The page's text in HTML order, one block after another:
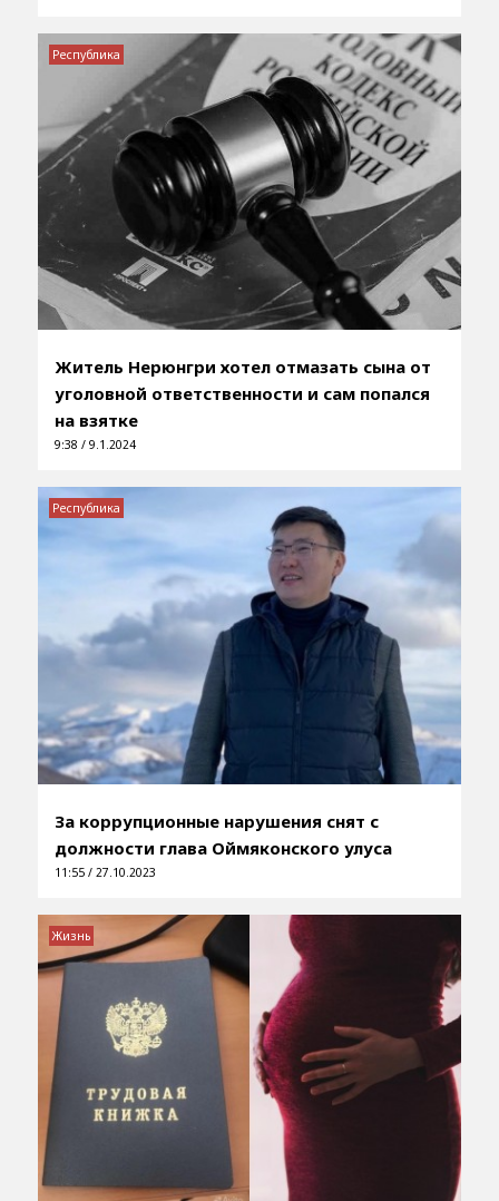
Житель Нерюнгри хотел отмазать сына от
уголовной ответственности и сам попался
на взятке
9:38 / 9.1.2024
Республика
За коррупционные нарушения снят с
должности глава Оймяконского улуса
11:55 / 27.10.2023
Республика
Жизнь